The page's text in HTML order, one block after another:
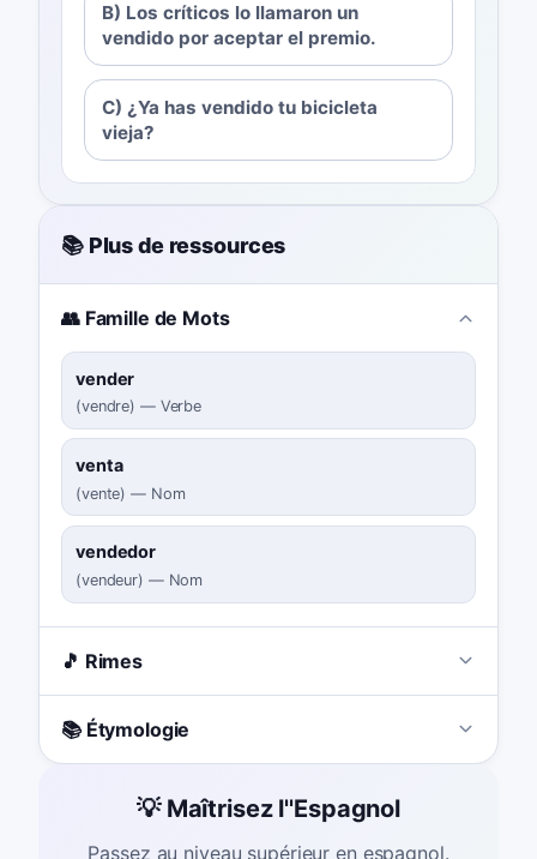
B) Los críticos lo llamaron un
vendido por aceptar el premio.
C) ¿Ya has vendido tu bicicleta
vieja?
📚 Plus de ressources
👥 Famille de Mots
vender
(vendre) — Verbe
venta
(vente) — Nom
vendedor
(vendeur) — Nom
🎵 Rimes
📚 Étymologie
💡 Maîtrisez l''Espagnol
Passez au niveau supérieur en espagnol.